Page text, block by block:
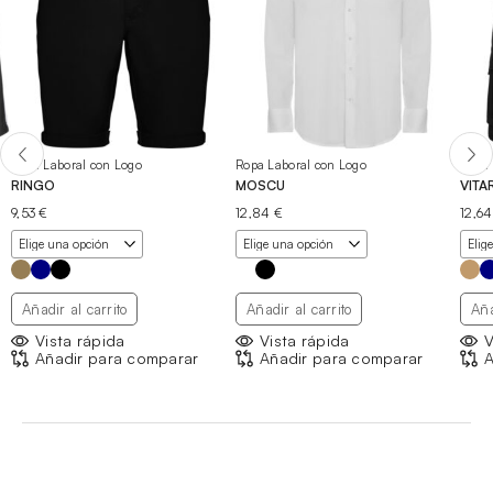
Ropa Laboral con Logo
RINGO
9,53€
Añadir al carrito
Vista rápida
Añadir para comparar
Ropa Laboral con Logo
MOSCU
12,84 €
Añadir al carrito
Vista rápida
Añadir para comparar